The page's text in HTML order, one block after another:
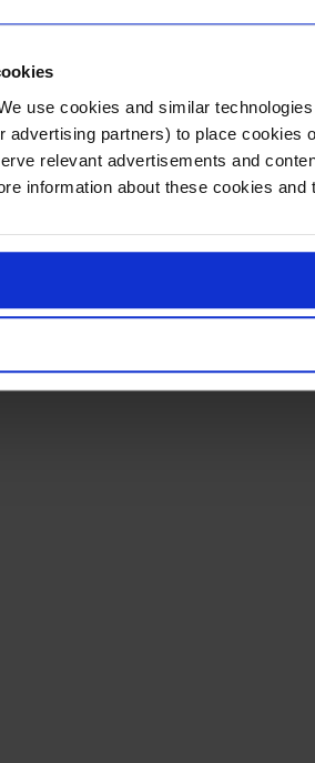
use cookies and similar
advertising partners) to place
relevant advertisements and
information about these cookies